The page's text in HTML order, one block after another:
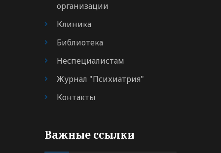
организации
Клиника
Библиотека
Неспециалистам
Журнал "Психиатрия"
Контакты
Важные ссылки